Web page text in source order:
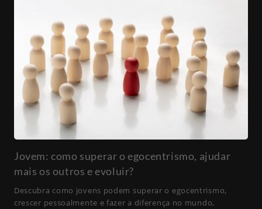
Jovem: como superar o egocentrismo, ajudar
mais os outros e evoluir?
Descubra como jovens podem superar o egocentrismo,
crescer pessoalmente e fazer a diferença no mundo,